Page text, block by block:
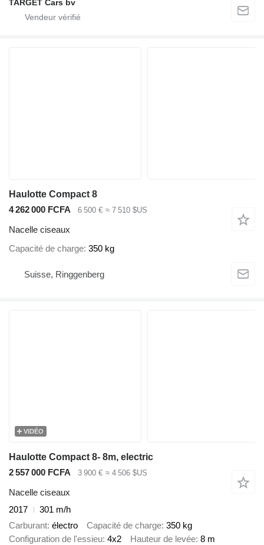
TARGET Cars bv
Haulotte Compact 8
4 262 000 FCFA
6 500 € ≈ 7 510 $US
Nacelle ciseaux
Capacité de charge 350 kg
Suisse, Ringgenberg
VIDÉO
Haulotte Compact 8- 8m, electric
2 557 000 FCFA
3 900 € ≈ 4 506 $US
Nacelle ciseaux
2017
301 m/h
Carburant électro Capacité de charge 350 kg
Configuration de l'essieu 4x2 Hauteur de levée 8 m